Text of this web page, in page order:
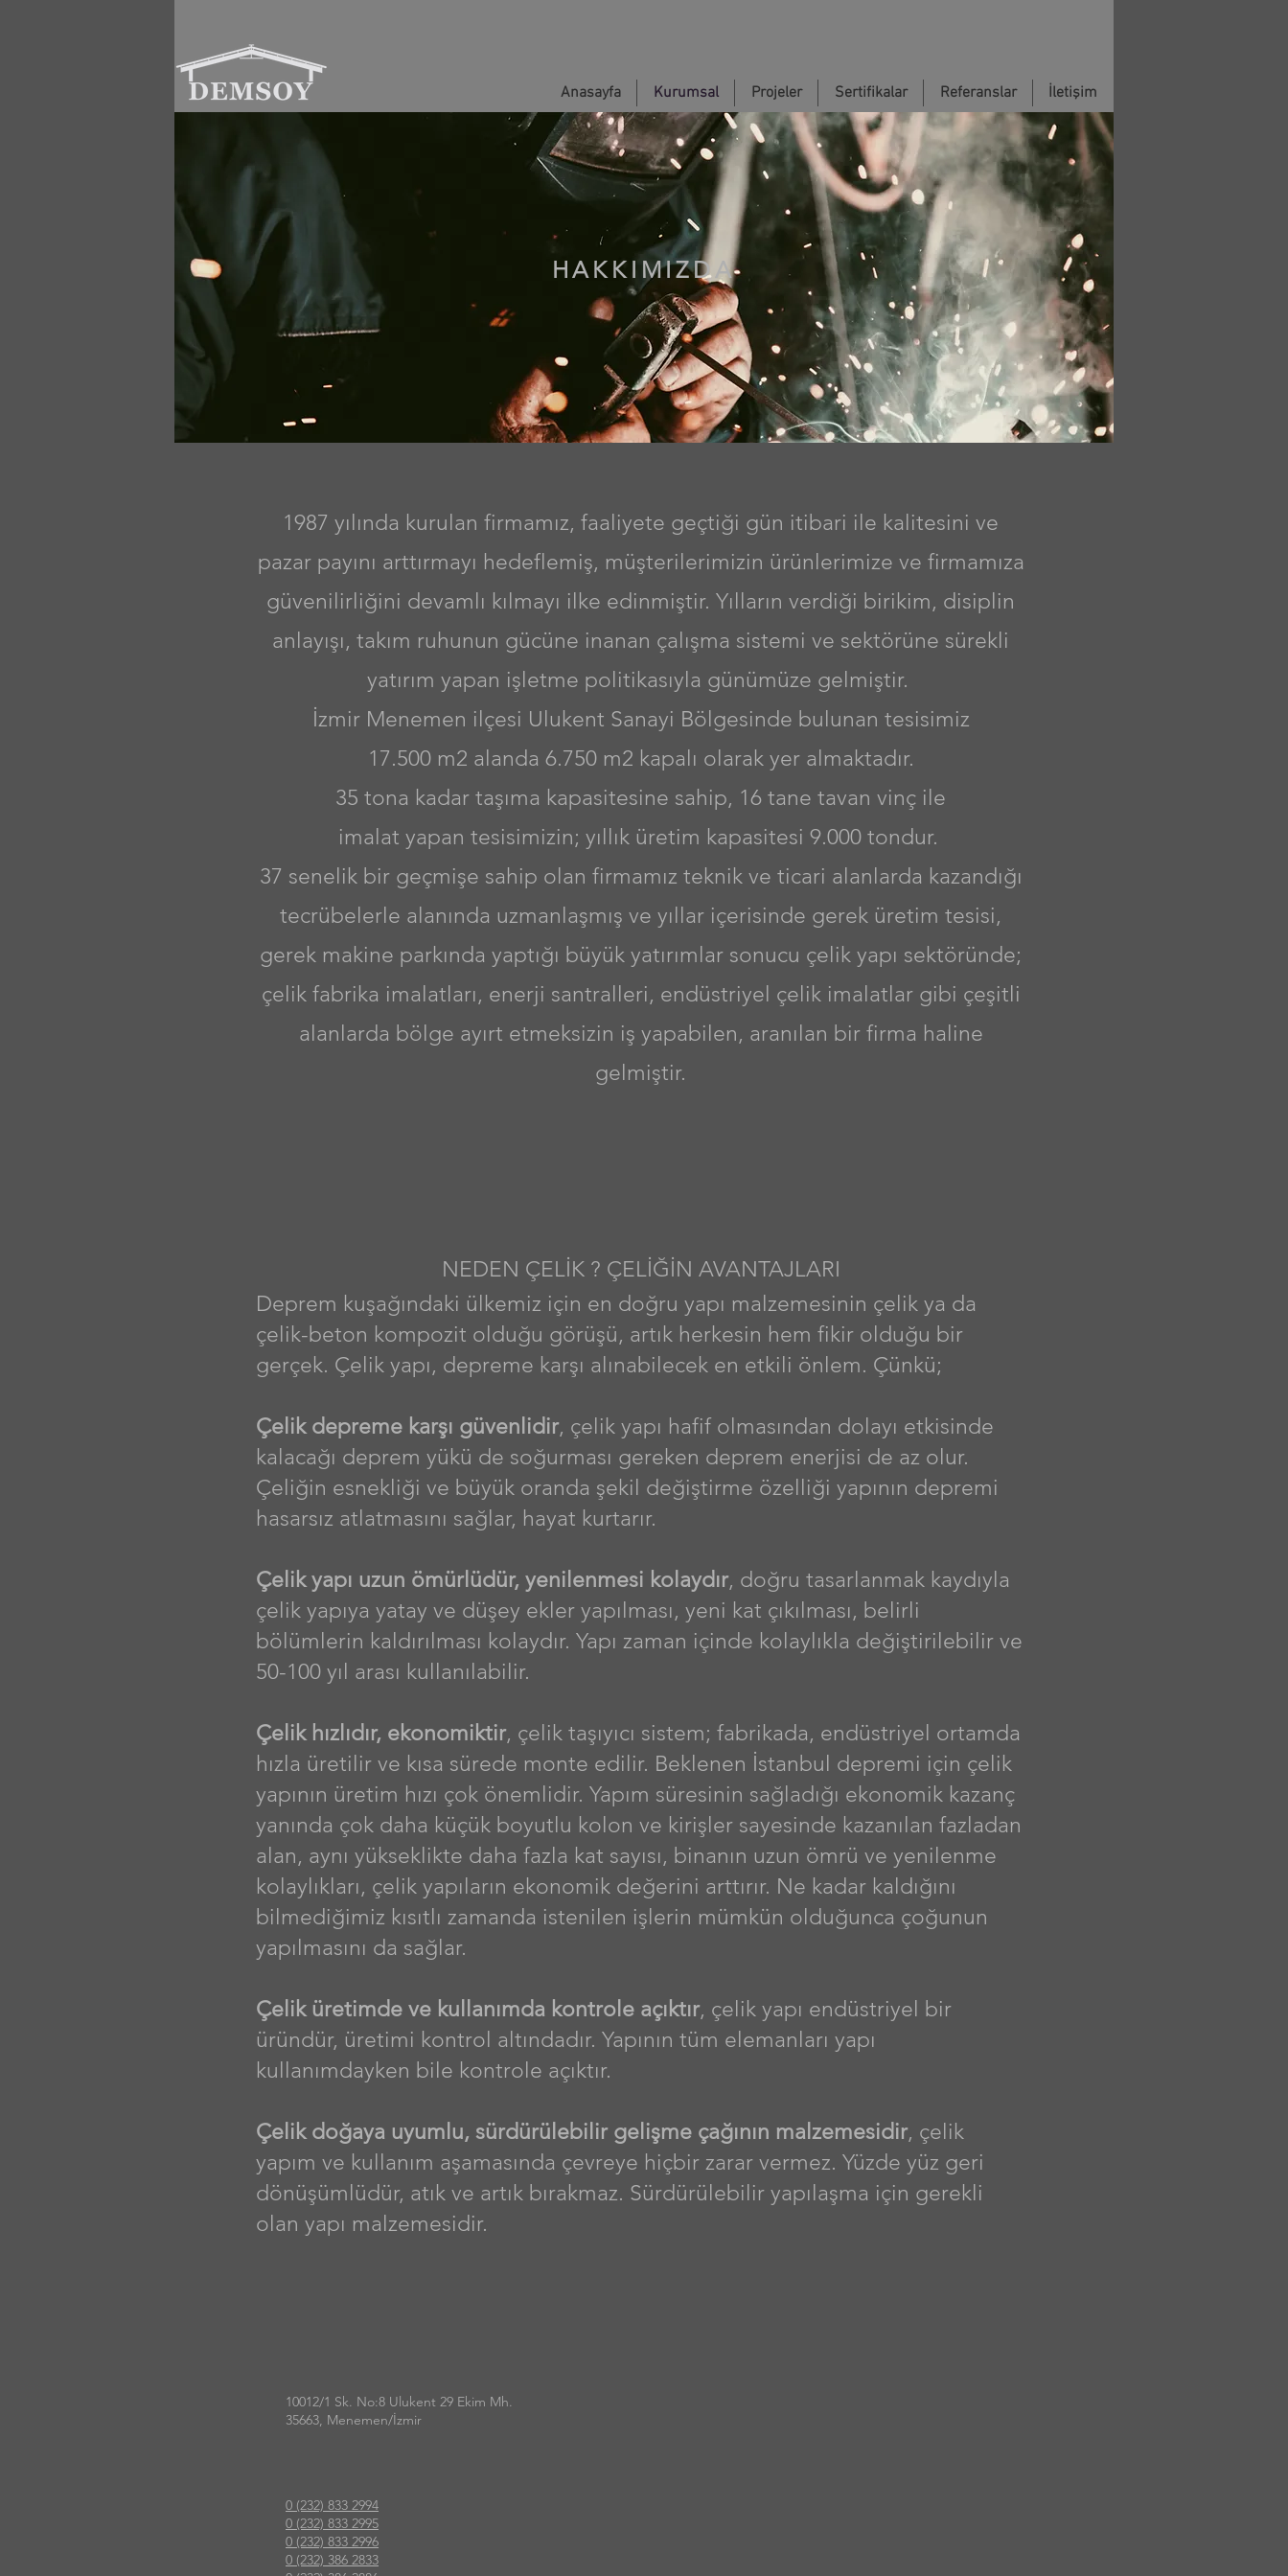
Anasayfa Kurumsal Projeler Sertifikalar Referanslar İletişim
HAKKIMIZDA
1987 yılında kurulan firmamız, faaliyete geçtiği gün itibari ile kalitesini ve
pazar payını arttırmayı hedeflemiş, müşterilerimizin ürünlerimize ve firmamıza
güvenilirliğini devamlı kılmayı ilke edinmiştir. Yılların verdiği birikim, disiplin
anlayışı, takım ruhunun gücüne inanan çalışma sistemi ve sektörüne sürekli
yatırım yapan işletme politikasıyla günümüze gelmiştir.
İzmir Menemen ilçesi Ulukent Sanayi Bölgesinde bulunan tesisimiz
17.500 m2 alanda 6.750 m2 kapalı olarak yer almaktadır.
35 tona kadar taşıma kapasitesine sahip, 16 tane tavan vinç ile
imalat yapan tesisimizin; yıllık üretim kapasitesi 9.000 tondur.
37 senelik bir geçmişe sahip olan firmamız teknik ve ticari alanlarda kazandığı
tecrübelerle alanında uzmanlaşmış ve yıllar içerisinde gerek üretim tesisi,
gerek makine parkında yaptığı büyük yatırımlar sonucu çelik yapı sektöründe;
çelik fabrika imalatları, enerji santralleri, endüstriyel çelik imalatlar gibi çeşitli
alanlarda bölge ayırt etmeksizin iş yapabilen, aranılan bir firma haline
gelmiştir.
NEDEN ÇELİK ? ÇELİĞİN AVANTAJLARI
Deprem kuşağındaki ülkemiz için en doğru yapı malzemesinin çelik ya da
çelik-beton kompozit olduğu görüşü, artık herkesin hem fikir olduğu bir
gerçek. Çelik yapı, depreme karşı alınabilecek en etkili önlem. Çünkü;
Çelik depreme karşı güvenlidir, çelik yapı hafif olmasından dolayı etkisinde
kalacağı deprem yükü de soğurması gereken deprem enerjisi de az olur.
Çeliğin esnekliği ve büyük oranda şekil değiştirme özelliği yapının depremi
hasarsız atlatmasını sağlar, hayat kurtarır.
Çelik yapı uzun ömürlüdür, yenilenmesi kolaydır, doğru tasarlanmak kaydıyla
çelik yapıya yatay ve düşey ekler yapılması, yeni kat çıkılması, belirli
bölümlerin kaldırılması kolaydır. Yapı zaman içinde kolaylıkla değiştirilebilir ve
50-100 yıl arası kullanılabilir.
Çelik hızlıdır, ekonomiktir, çelik taşıyıcı sistem; fabrikada, endüstriyel ortamda
hızla üretilir ve kısa sürede monte edilir. Beklenen İstanbul depremi için çelik
yapının üretim hızı çok önemlidir. Yapım süresinin sağladığı ekonomik kazanç
yanında çok daha küçük boyutlu kolon ve kirişler sayesinde kazanılan fazladan
alan, aynı yükseklikte daha fazla kat sayısı, binanın uzun ömrü ve yenilenme
kolaylıkları, çelik yapıların ekonomik değerini arttırır. Ne kadar kaldığını
bilmediğimiz kısıtlı zamanda istenilen işlerin mümkün olduğunca çoğunun
yapılmasını da sağlar.
Çelik üretimde ve kullanımda kontrole açıktır, çelik yapı endüstriyel bir
üründür, üretimi kontrol altındadır. Yapının tüm elemanları yapı
kullanımdayken bile kontrole açıktır.
Çelik doğaya uyumlu, sürdürülebilir gelişme çağının malzemesidir, çelik
yapım ve kullanım aşamasında çevreye hiçbir zarar vermez. Yüzde yüz geri
dönüşümlüdür, atık ve artık bırakmaz. Sürdürülebilir yapılaşma için gerekli
olan yapı malzemesidir.
10012/1 Sk. No:8 Ulukent 29 Ekim Mh.
35663, Menemen/İzmir
0 (232) 833 2994
0 (232) 833 2995
0 (232) 833 2996
0 (232) 386 2833